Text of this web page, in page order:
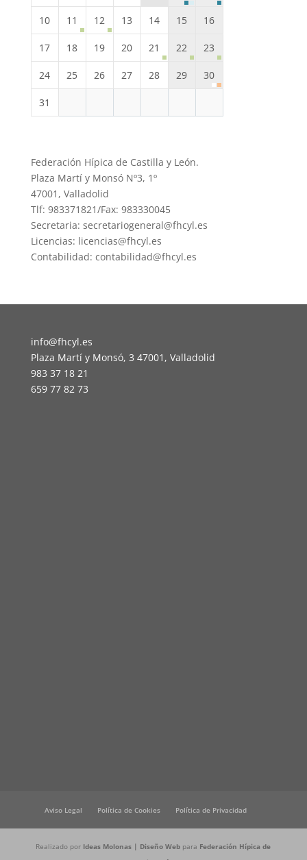
10 11 12 13 14 15 16
17 18 19 20 21 22 23
24 25 26 27 28 29 30
31
Federación Hípica de Castilla y León.
Plaza Martí y Monsó Nº3, 1º
47001, Valladolid
Tlf: 983371821/Fax: 983330045
Secretaria: secretariogeneral@fhcyl.es
Licencias: licencias@fhcyl.es
Contabilidad: contabilidad@fhcyl.es
info@fhcyl.es
Plaza Martí y Monsó, 3 47001, Valladolid
983 37 18 21
659 77 82 73
Aviso Legal Política de Cookies Política de Privacidad
Realizado por Ideas Molonas | Diseño Web para Federación Hípica de